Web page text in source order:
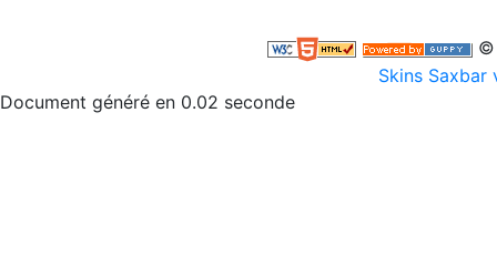
©
Skins Saxbar
Document généré en 0.02 seconde